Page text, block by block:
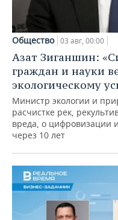
Общество 03 авг, 00:00
Азат Зиганшин:
граждан и науки
экологическому
Министр экологии и
расчистке рек,
вреда, о цифровизации
через 10 лет